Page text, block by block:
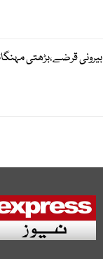
بیرونی قرضے،بڑھتی